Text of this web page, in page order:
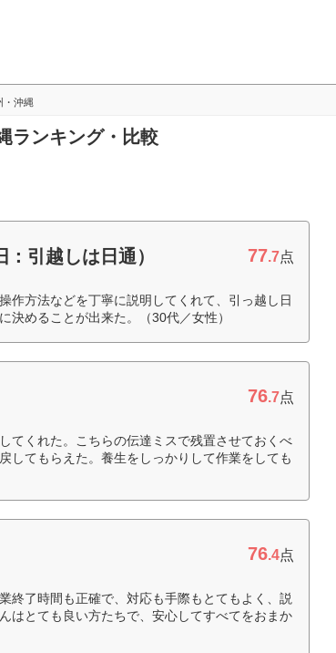
・沖縄
ランキング・比較
引越しは日通） 77.7点
作方法などを丁寧に説明してくれて、引っ越し日
決めることが出来た。（30代／女性）
76.7点
てくれた。こちらの伝達ミスで残置させておくべ
してもらえた。養生をしっかりして作業をしても
76.4点
終了時間も正確で、対応も手際もとてもよく、説
はとても良い方たちで、安心してすべてをおまか